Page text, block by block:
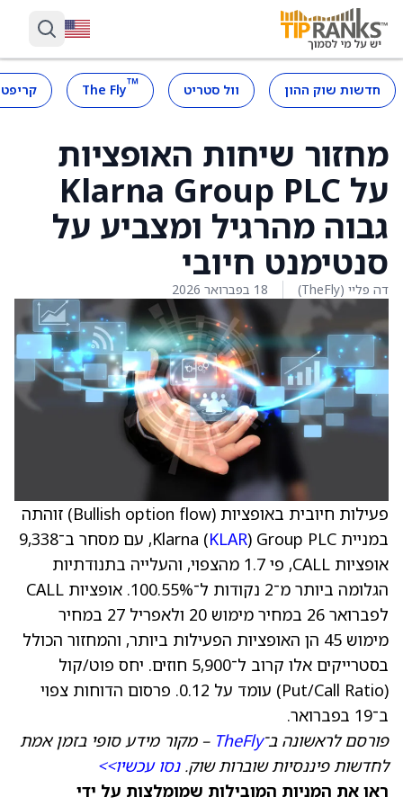
חדשות שוק ההון וול סטריט ™
The Fly
מחזור שיחות האופציות
על Klarna Group PLC
גבוה מהרגיל ומצביע על
סנטימנט חיובי
דה פליי (TheFly) 18 בפברואר 2026
פעילות חיובית באופציות (Bullish option flow) זוהתה
במניית Klarna (
KLAR
) Group PLC, עם מסחר ב־9,338
אופציות CALL, פי 1.7 מהצפוי, והעלייה בתנודתיות
הגלומה ביותר מ־2 נקודות ל־100.55%. אופציות CALL
לפברואר 26 במחיר מימוש 20 ולאפריל 27 במחיר
מימוש 45 הן האופציות הפעילות ביותר, והמחזור הכולל
בסטרייקים אלו קרוב ל־5,900 חוזים. יחס פוט/קול
(Put/Call Ratio) עומד על 0.12. פרסום הדוחות צפוי
ב־19 בפברואר.
פורסם לראשונה ב־TheFly – מקור מידע סופי בזמן אמת
לחדשות פיננסיות שוברות שוק.נסו עכשיו>>
ראו את המניות המובילות שמומלצות על ידי